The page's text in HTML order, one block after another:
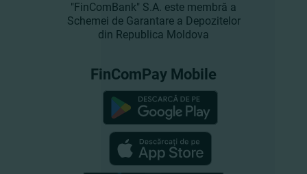
"FinComBank" S.A. este membră a
Schemei de Garantare a Depozitelor
din Republica Moldova
FinComPay Mobile